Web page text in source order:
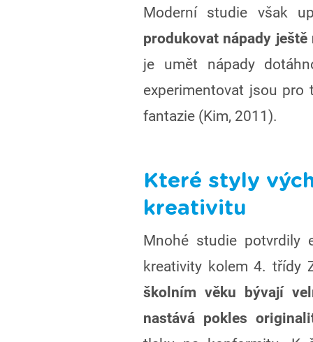
Moderní studie však
produkovat nápady ještě
je umět nápady
experimentovat jsou pro
fantazie (Kim, 2011).
Které styly
kreativitu
Mnohé studie potvrdily
kreativity kolem 4. třídy
školním věku bývají
nastává pokles